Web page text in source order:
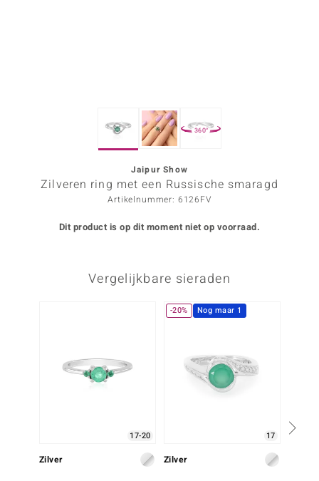
Collection
360°
Jaipur Show
Zilveren ring met een Russische smaragd
Artikelnummer: 6126FV
Dit product is op dit moment niet op voorraad.
Vergelijkbare sieraden
17-20
Zilver
-20% Nog maar 1
17
Zilver